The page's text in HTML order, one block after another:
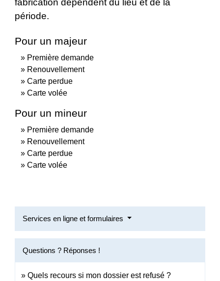
fabrication dépendent du lieu et de la
période.
Pour un majeur
Première demande
Renouvellement
Carte perdue
Carte volée
Pour un mineur
Première demande
Renouvellement
Carte perdue
Carte volée
Services en ligne et formulaires
Questions ? Réponses !
Quels recours si mon dossier est refusé ?